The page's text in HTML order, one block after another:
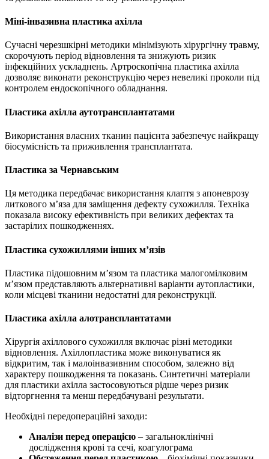
Міні-інвазивна пластика ахілла
Сучасні черезшкірні методики мінімізують хірургічну травму,
скорочують період відновлення та знижують ризик
інфекційних ускладнень. Артроскопічна пластика ахілла
дозволяє виконати реконструкцію через невеликі проколи під
контролем ендоскопічного обладнання.
Пластика ахілла аутотрансплантатами
Використання власних тканин пацієнта забезпечує найкращу
біосумісність та приживлення трансплантата.
Пластика за Чернавським
Ця методика передбачає використання клаптя з апоневрозу
литкового м’яза для заміщення дефекту сухожилля. Техніка
показала високу ефективність при великих дефектах та
застарілих пошкодженнях.
Пластика сухожиллями інших м’язів
Пластика підошовним м’язом та пластика малогомілковим
м’язом представляють альтернативні варіанти аутопластики,
коли місцеві тканини недостатні для реконструкції.
Пластика ахілла алотрансплантатами
Хірургія ахіллового сухожилля включає різні методики
відновлення. Ахіллопластика може виконуватися як
відкритим, так і малоінвазивним способом, залежно від
характеру пошкодження та показань. Синтетичні матеріали
для пластики ахілла застосовуються рідше через ризик
відторгнення та менш передбачувані результати.
Необхідні передопераційні заходи:
Аналізи перед операцією – загальноклінічні
дослідження крові та сечі, коагулограма